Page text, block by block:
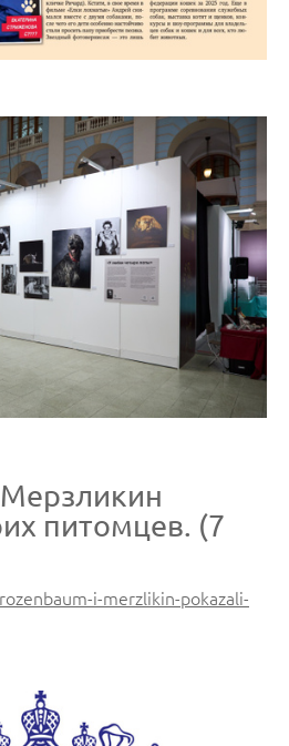
питомцев. (7
i-merzlikin-pokazali-